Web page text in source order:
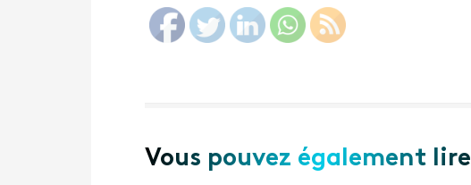
Vous pouvez également lire